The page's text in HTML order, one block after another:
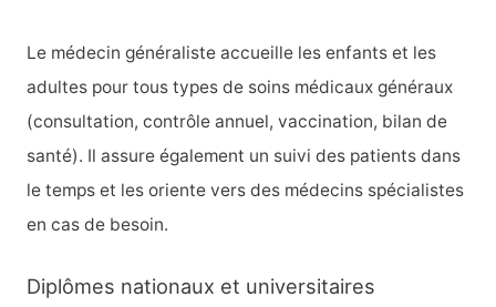
h
e
r
:
Le médecin généraliste accueille les enfants et les
adultes pour tous types de soins médicaux généraux
(consultation, contrôle annuel, vaccination, bilan de
santé). Il assure également un suivi des patients dans
le temps et les oriente vers des médecins spécialistes
en cas de besoin.
Diplômes nationaux et universitaires